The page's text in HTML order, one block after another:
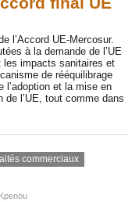
l’Accord UE-Mercosur.
à la demande de l’UE
les impacts sanitaires et
de rééquilibrage
l’adoption et la mise en
l’UE, tout comme dans
commerciaux